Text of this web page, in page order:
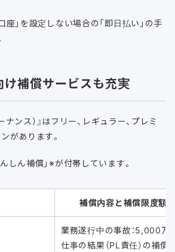
座」を設定しない場合の「即日払い」の手
け補償サービスも充実
ナンス）』はフリー、レギュラー、プレミ
があります。
しん補償」※が付帯しています。
補償内容と補償限度額
業務遂行中の事故：5,000万
仕事の結果（PL責任）の補償：